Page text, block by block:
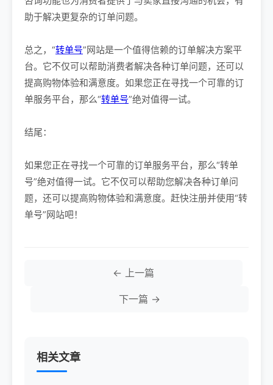
助于解决更复杂的订单问题。
总之，“转单号”网站是一个值得信赖的订单解决方案平
台。它不仅可以帮助消费者解决各种订单问题，还可以
提高购物体验和满意度。如果您正在寻找一个可靠的订
单服务平台，那么“转单号”绝对值得一试。
结尾：
如果您正在寻找一个可靠的订单服务平台，那么“转单
号”绝对值得一试。它不仅可以帮助您解决各种订单问
题，还可以提高购物体验和满意度。赶快注册并使用“转
单号”网站吧！
← 上一篇
下一篇 →
相关文章